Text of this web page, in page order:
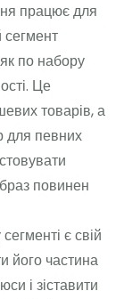
працює для
сегмент
по набору
Це
товарів, а
для певних
повинен
є свій
його частина
і зіставити